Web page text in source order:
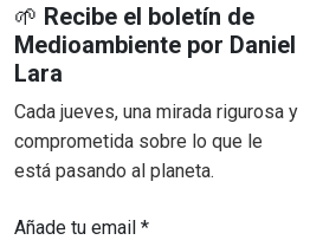
🌱 Recibe el boletín de
Medioambiente por Daniel
Lara
Cada jueves, una mirada rigurosa y
comprometida sobre lo que le
está pasando al planeta.
Añade tu email*